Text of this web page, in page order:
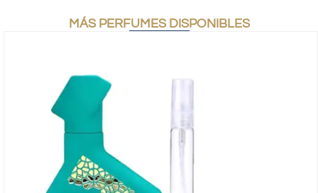
MÁS PERFUMES DISPONIBLES